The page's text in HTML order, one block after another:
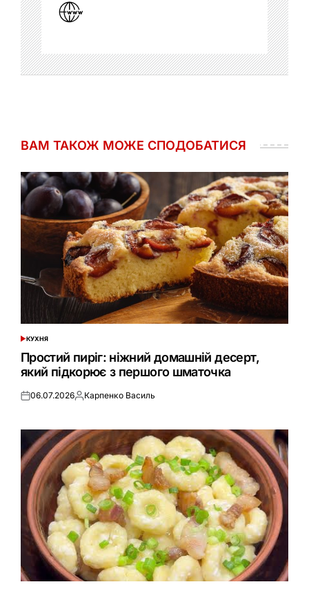
ВАМ ТАКОЖ МОЖЕ СПОДОБАТИСЯ
ОПУБЛІКУВАТИ
У
КУХНЯ
Простий пиріг: ніжний домашній десерт,
який підкорює з першого шматочка
Оприлюднено
06.07.2026Опубліковано
Карпенко Василь